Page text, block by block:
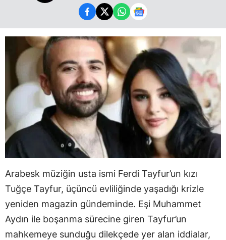
Arabesk müziğin usta ismi Ferdi Tayfur’un kızı
Tuğçe Tayfur, üçüncü evliliğinde yaşadığı krizle
yeniden magazin gündeminde. Eşi Muhammet
Aydın ile boşanma sürecine giren Tayfur’un
mahkemeye sunduğu dilekçede yer alan iddialar,